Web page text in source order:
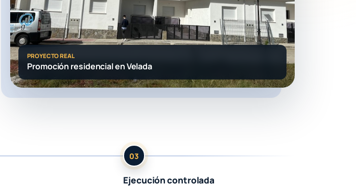
PROYECTO REAL
Promoción residencial en Velada
03
Ejecución controlada